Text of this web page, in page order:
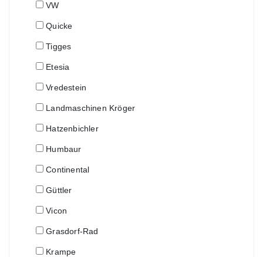
VW
Quicke
Tigges
Etesia
Vredestein
Landmaschinen Kröger
Hatzenbichler
Humbaur
Continental
Güttler
Vicon
Grasdorf-Rad
Krampe